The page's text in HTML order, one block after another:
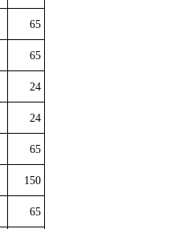
65
65
24
24
65
150
65